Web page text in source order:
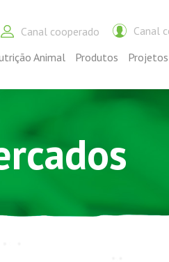
Canal cooperado Canal
Animal Produtos Projetos